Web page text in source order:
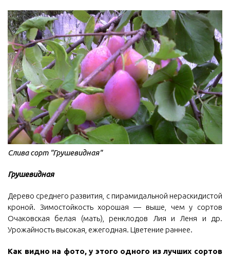
Слива сорт "Грушевидная"
Грушевидная
Дерево среднего развития, с пирамидальной нераскидистой
кроной. Зимостойкость хорошая — выше, чем у сортов
Очаковская белая (мать), ренклодов Лия и Леня и др.
Урожайность высокая, ежегодная. Цветение раннее.
Как видно на фото, у этого одного из лучших сортов